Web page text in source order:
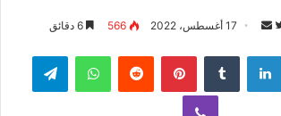
ت
ب
ع
س
ل
17 أغسطس، 2022 566
لينكدإن بينتيريست واتساب
ڤايبر